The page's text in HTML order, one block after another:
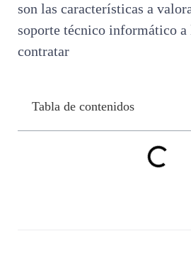
son las características a
soporte técnico informático a
contratar
Tabla de contenidos